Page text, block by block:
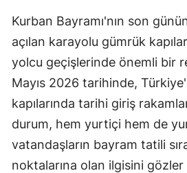
Kurban Bayramı'nın son
açılan karayolu gümrük
yolcu geçişlerinde önemli bir
Mayıs 2026 tarihinde,
kapılarında tarihi giriş
durum, hem yurtiçi hem de
vatandaşların bayram tatili
noktalarına olan ilgisini